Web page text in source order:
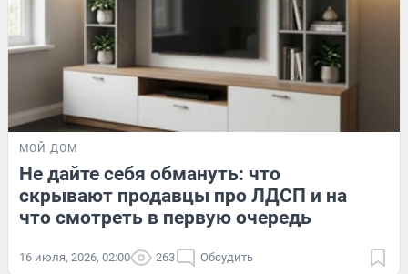
МОЙ ДОМ
Не дайте себя обмануть: что
скрывают продавцы про ЛДСП и на
что смотреть в первую очередь
16 июля, 2026, 02:00 263 Обсудить